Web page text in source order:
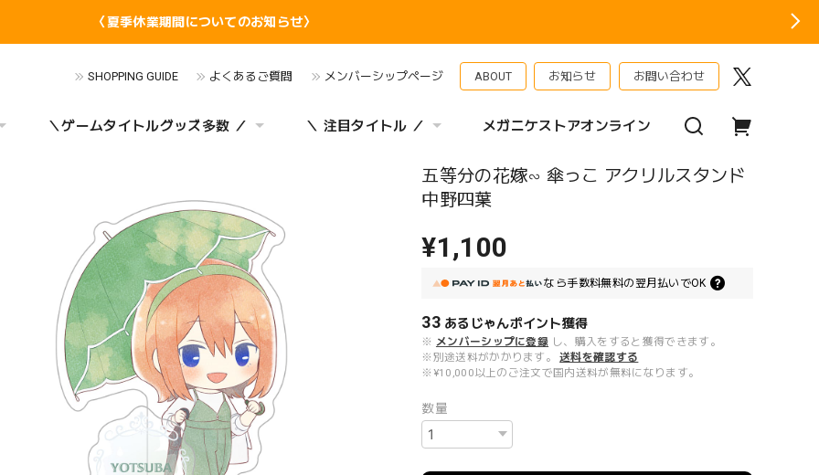
〈夏季休業期間についてのお知らせ〉
SHOPPING GUIDE よくあるご質問 メンバーシップページ ABOUT お知らせ お問い合わせ
＼ゲームタイトルグッズ多数 ／ ＼ 注目タイトル ／ メガニケストアオンライン
五等分の花嫁∽ 傘っこ アクリルスタンド
中野四葉
¥1,100
なら手数料無料の 翌月払いでOK
33 あるじゃんポイント獲得
※ メンバーシップに登録 し、購入をすると獲得できます。
※別途送料がかかります。
送料を確認する
※¥10,000以上のご注文で国内送料が無料になります。
数量